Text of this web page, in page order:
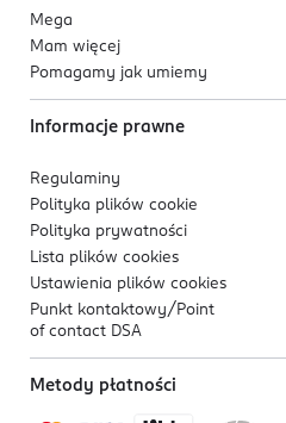
Mega
Mam więcej
Pomagamy jak umiemy
Informacje prawne
Regulaminy
Polityka plików cookie
Polityka prywatności
Lista plików cookies
Ustawienia plików cookies
Punkt kontaktowy/ Point
of contact DSA
Metody płatności